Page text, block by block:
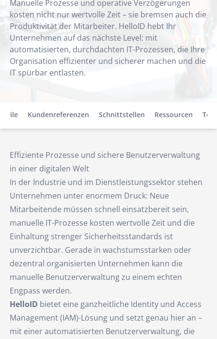
Manuelle Prozesse und operative Verzögerungen
kosten nicht nur wertvolle Zeit – sie bremsen auch die
Produktivität der Mitarbeiter. HelloID hebt Ihr
Unternehmen auf das nächste Level: mit
automatisierten, durchdachten IT-Prozessen, die Ihre
Organisation effizienter und sicherer machen und die
IT spürbar entlasten.
Kundenreferenzen Schnittstellen Ressourcen
Effiziente Prozesse und sichere Benutzerverwaltung
in einer digitalen Welt
In der Industrie und im Dienstleistungssektor stehen
Unternehmen unter enormem Druck: Neue
Mitarbeitende müssen schnell einsatzbereit sein,
manuelle IT-Prozesse kosten wertvolle Zeit und die
Einhaltung strenger Sicherheitsstandards ist
unverzichtbar. Gerade in wachstumsstarken oder
dezentral organisierten Unternehmen kann die
manuelle Benutzerverwaltung zu einem echten
Engpass werden.
HelloID bietet eine ganzheitliche Identity und Access
Management (IAM)-Lösung und setzt genau hier an –
mit einer automatisierten Benutzerverwaltung, die